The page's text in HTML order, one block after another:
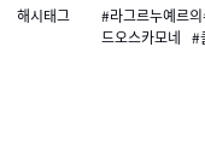
해시태그
#라그르누예르
드오스카모네 #